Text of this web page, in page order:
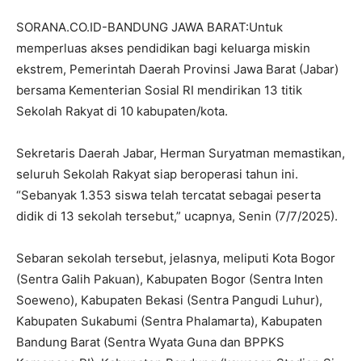
SORANA.CO.ID-BANDUNG JAWA BARAT:Untuk
memperluas akses pendidikan bagi keluarga miskin
ekstrem, Pemerintah Daerah Provinsi Jawa Barat (Jabar)
bersama Kementerian Sosial RI mendirikan 13 titik
Sekolah Rakyat di 10 kabupaten/kota.
Sekretaris Daerah Jabar, Herman Suryatman memastikan,
seluruh Sekolah Rakyat siap beroperasi tahun ini.
“Sebanyak 1.353 siswa telah tercatat sebagai peserta
didik di 13 sekolah tersebut,” ucapnya, Senin (7/7/2025).
Sebaran sekolah tersebut, jelasnya, meliputi Kota Bogor
(Sentra Galih Pakuan), Kabupaten Bogor (Sentra Inten
Soeweno), Kabupaten Bekasi (Sentra Pangudi Luhur),
Kabupaten Sukabumi (Sentra Phalamarta), Kabupaten
Bandung Barat (Sentra Wyata Guna dan BPPKS